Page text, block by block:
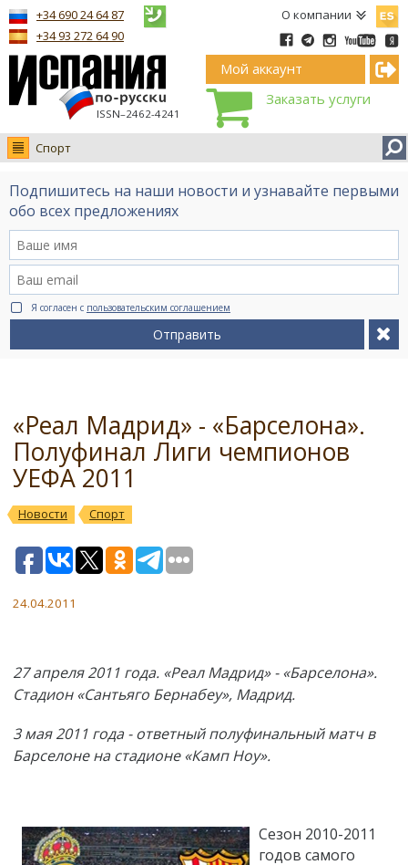
О компании
ISSN–2462-4241
+34 690 24 64 87
+34 93 272 64 90
Мой аккаунт
Заказать услуги
Спорт
Новости
Интервью
Видео Ruso.TV
BCN life
Сервис на немецком
Подпишитесь на наши новости и узнавайте первыми
обо всех предложениях
Я согласен с пользовательским соглашением
Отправить
«Реал Мадрид» - «Барселона».
Полуфинал Лиги чемпионов
УЕФА 2011
Новости Спорт
24.04.2011
27 апреля 2011 года. «Реал Мадрид» - «Барселона».
Стадион «Сантьяго Бернабеу», Мадрид.
3 мая 2011 года - ответный полуфинальный матч в
Барселоне на стадионе «Камп Ноу».
Сезон 2010-2011
годов самого